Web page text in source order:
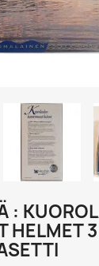
:
HELMET